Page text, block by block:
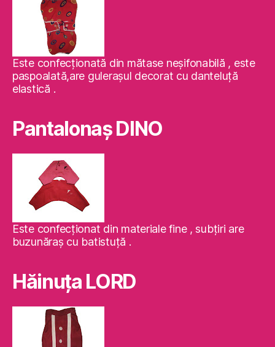
Este confecţionată din mătase neşifonabilă , este
paspoalată,are guleraşul decorat cu danteluţă
elastică .
Pantalonaş DINO
Este confecţionat din materiale fine , subţiri are
buzunăraş cu batistuţă .
Hăinuţa LORD